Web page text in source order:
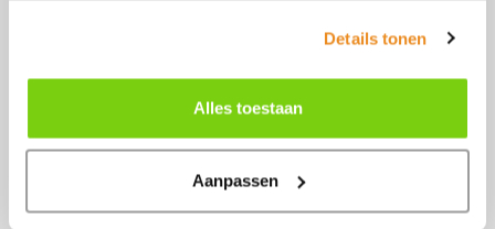
Details tonen
Alles toestaan
Aanpassen
Snel naar